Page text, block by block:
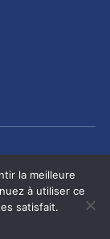
la meilleure
à utiliser ce
satisfait.